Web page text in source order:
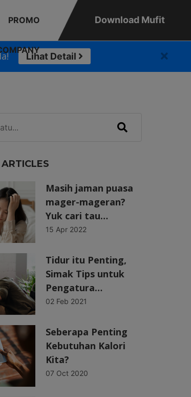
Lihat Detail
PROMO Download Mufit
Masih jaman puasa
mager-mageran?
Yuk cari tau…
15 Apr 2022
Tidur itu Penting,
Simak Tips untuk
Pengatura…
02 Feb 2021
Seberapa Penting
Kebutuhan Kalori
Kita?
07 Oct 2020